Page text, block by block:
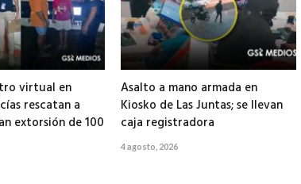
virtual en
rescatan a
extorsión de 100
Asalto a mano armada en
Kiosko de Las Juntas; se llevan
caja registradora
4 agosto, 2026